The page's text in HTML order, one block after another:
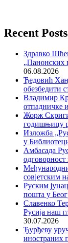
Recent Posts
Здравко
„Панонских
06.08.2026
Ђедовић
обезбедити
Владимир
отпадничке
Жорж
годишњицу
Изложба
у
Амбасада
одговорност
совјетским
Руским
пошта у
Славенко
Русија наш
30.07.2026
Ђурђеву
иностраних